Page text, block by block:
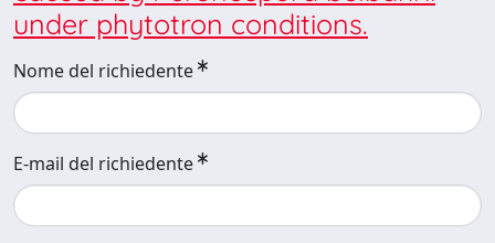
under phytotron conditions.
Nome del richiedente
E-mail del richiedente